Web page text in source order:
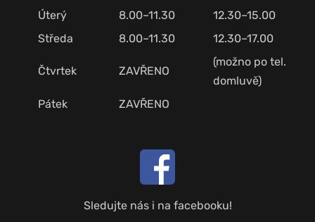
Úterý
8.00–11.30
12.30–15.00
Středa
8.00–11.30 12.30–17.00
Čtvrtek ZAVŘENO
(možno po tel.
domluvě)
Pátek
ZAVŘENO
Sledujte nás i na facebooku!